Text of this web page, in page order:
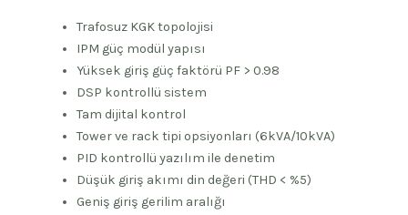
Trafosuz KGK topolojisi
IPM güç modül yapısı
Yüksek giriş güç faktörü PF > 0.98
DSP kontrollü sistem
Tam dijital kontrol
Tower ve rack tipi opsiyonları (6kVA/10kVA)
PID kontrollü yazılım ile denetim
Düşük giriş akımı din değeri (THD < %5)
Geniş giriş gerilim aralığı